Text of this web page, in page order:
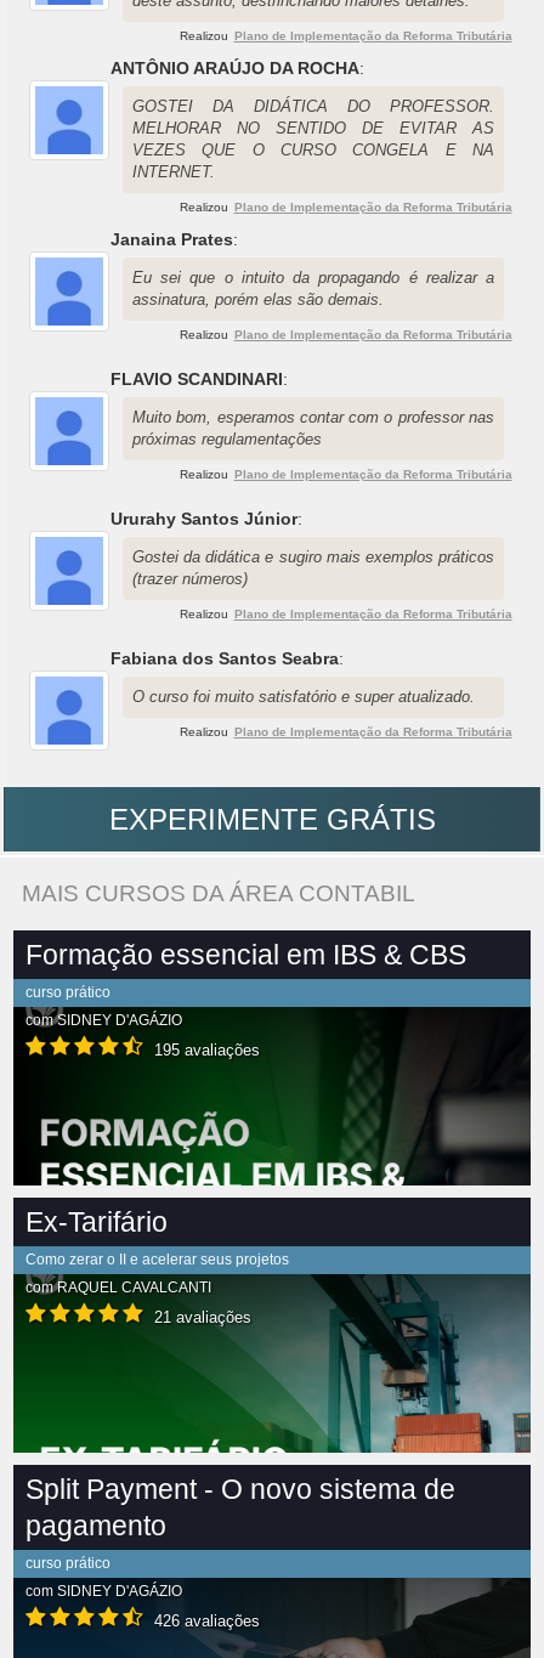
Realizou Plano de Implementação da Reforma Tributária
ANTÔNIO ARAÚJO DA ROCHA:
GOSTEI DA DIDÁTICA DO PROFESSOR.
MELHORAR NO SENTIDO DE EVITAR AS
VEZES QUE O CURSO CONGELA E NA
INTERNET.
Realizou Plano de Implementação da Reforma Tributária
Janaina Prates:
Eu sei que o intuito da propagando é realizar a
assinatura, porém elas são demais.
Realizou Plano de Implementação da Reforma Tributária
FLAVIO SCANDINARI:
Muito bom, esperamos contar com o professor nas
próximas regulamentações
Realizou Plano de Implementação da Reforma Tributária
Ururahy Santos Júnior:
Gostei da didática e sugiro mais exemplos práticos
(trazer números)
Realizou Plano de Implementação da Reforma Tributária
Fabiana dos Santos Seabra:
O curso foi muito satisfatório e super atualizado.
Realizou Plano de Implementação da Reforma Tributária
EXPERIMENTE GRÁTIS
MAIS CURSOS DA ÁREA CONTABIL
Formação essencial em IBS & CBS
curso prático
comSIDNEY D'AGÁZIO
195 avaliações
Ex-Tarifário
Como zerar o II e acelerar seus projetos
comRAQUEL CAVALCANTI
21 avaliações
Split Payment - O novo sistema de
pagamento
curso prático
com SIDNEY D'AGÁZIO
426 avaliações